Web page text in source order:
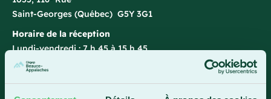
Saint-Georges (Québec) G5Y 3G1
Horaire de la réception
Lundi-vendredi : 7 h 45 à 15 h 45
418 228-8896